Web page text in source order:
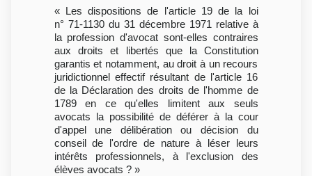
« Les dispositions de l'article 19 de la loi
n° 71-1130 du 31 décembre 1971 relative à
la profession d'avocat sont-elles contraires
aux droits et libertés que la Constitution
garantis et notamment, au droit à un recours
juridictionnel effectif résultant de l'article 16
de la Déclaration des droits de l'homme de
1789 en ce qu'elles limitent aux seuls
avocats la possibilité de déférer à la cour
d'appel une délibération ou décision du
conseil de l'ordre de nature à léser leurs
intérêts professionnels, à l'exclusion des
élèves avocats ? »